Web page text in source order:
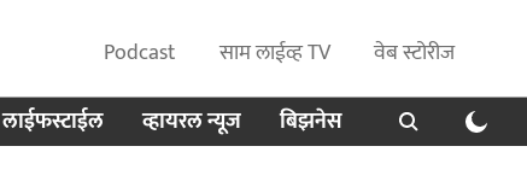
Podcast साम लाईव्ह TV
वेब स्टोरीज
लाईफस्टाईल व्हायरल न्यूज बिझनेस